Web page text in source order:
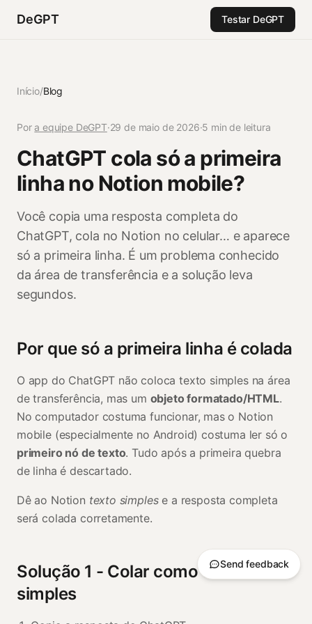
DeGPT Testar DeGPT
Início/Blog
Por a equipe DeGPT·29 de maio de 2026·5 min de leitura
ChatGPT cola só a primeira
linha no Notion mobile?
Você copia uma resposta completa do
ChatGPT, cola no Notion no celular… e aparece
só a primeira linha. É um problema conhecido
da área de transferência e a solução leva
segundos.
Por que só a primeira linha é colada
O app do ChatGPT não coloca texto simples na área
de transferência, mas um objeto formatado/HTML.
No computador costuma funcionar, mas o Notion
mobile (especialmente no Android) costuma ler só o
primeiro nó de texto. Tudo após a primeira quebra
de linha é descartado.
Dê ao Notion texto simplese a resposta completa
será colada corretamente.
Solução 1 - Colar como texto
simples
Send feedback